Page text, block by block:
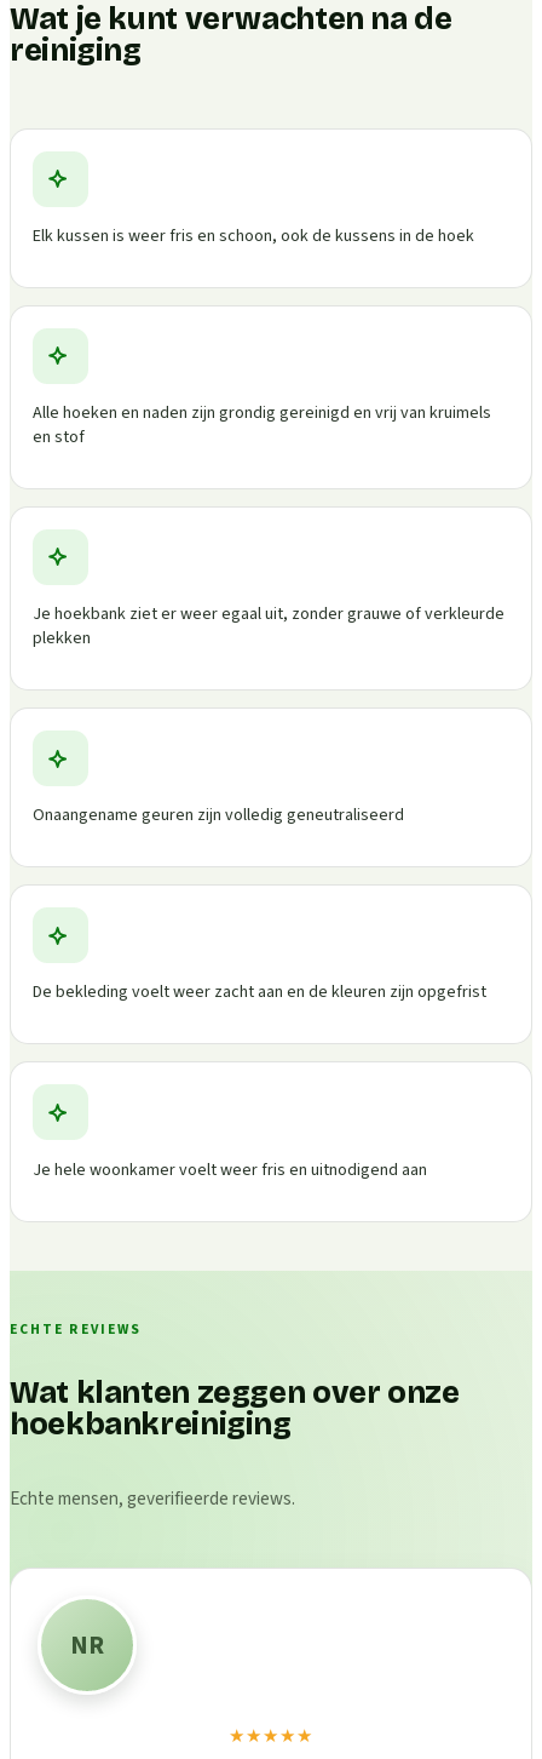
Wat je kunt verwachten na de
reiniging
Elk kussen is weer fris en schoon, ook de kussens in de hoek
Alle hoeken en naden zijn grondig gereinigd en vrij van kruimels
en stof
Je hoekbank ziet er weer egaal uit, zonder grauwe of verkleurde
plekken
Onaangename geuren zijn volledig geneutraliseerd
De bekleding voelt weer zacht aan en de kleuren zijn opgefrist
Je hele woonkamer voelt weer fris en uitnodigend aan
ECHTE REVIEWS
Wat klanten zeggen over onze
hoekbankreiniging
Echte mensen, geverifieerde reviews.
NR
★★★★★